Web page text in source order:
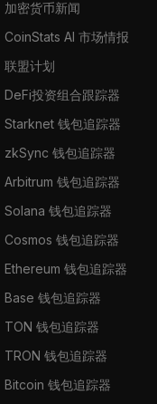
加密货币新闻
CoinStats AI 市场情报
联盟计划
DeFi投资组合跟踪器
Starknet 钱包追踪器
zkSync 钱包追踪器
Arbitrum 钱包追踪器
Solana 钱包追踪器
Cosmos 钱包追踪器
Ethereum 钱包追踪器
Base 钱包追踪器
TON 钱包追踪器
TRON 钱包追踪器
Bitcoin 钱包追踪器